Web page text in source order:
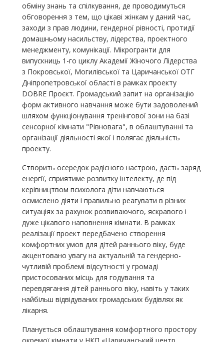
обміну знань та спілкування, де проводимуться
обговорення з тем, що цікаві жінкам у даний час,
заходи з прав людини, гендерної рівності, протидії
домашньому насильству, лідерства, проектного
менеджменту, комунікації. Мікрогранти для
випускниць 1-го циклу Академії Жіночого Лідерства
з Покровської, Могилівської та Царичанської ОТГ
Дніпропетровської області в рамках проекту
DOBRE Проєкт. Громадський запит на організацію
форм активного навчання може бути задоволений
шляхом функціонування тренінгової зони на базі
сенсорної кімнати "Рівновага", в облаштуванні та
організації діяльності якої і полягає діяльність
проекту.
Створить осередок радісного настрою, дасть заряд
енергії, сприятиме розвитку інтелекту, де під
керівництвом психолога діти навчаються
осмислено діяти і правильно реагувати в різних
ситуаціях за рахунок розвиваючого, яскравого і
дуже цікавого наповнення кімнати. В рамках
реалізації проект передбачено створення
комфортних умов для дітей раннього віку, буде
акцентовано увагу на актуальній та гендерно-
чутливій проблемі відсутності у громаді
пристосованих місць для годування та
перевдягання дітей раннього віку, навіть у таких
найбільш відвідуваних громадських будівлях як
лікарня.
Планується облаштування комфортного простору
окремої кімнати у НКП «Царичанський центр